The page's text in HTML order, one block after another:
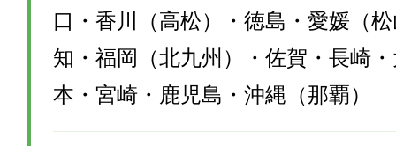
口・香川（高松）・徳島・愛媛（
知・福岡（北九州）・佐賀・長崎
本・宮崎・鹿児島・沖縄（那覇）